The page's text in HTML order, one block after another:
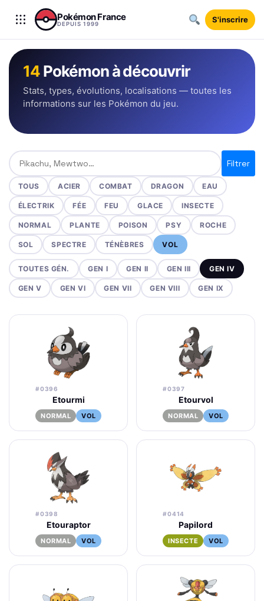
Aller au contenu
Pokémon France
DEPUIS 1999 S'inscrire
14Pokémon à découvrir
Stats, types, évolutions, localisations — toutes les
informations sur les Pokémon du jeu.
Rechercher un Pokémon
Filtrer
TOUS ACIER COMBAT DRAGON EAU
ÉLECTRIK FÉE FEU GLACE INSECTE
NORMAL PLANTE POISON PSY ROCHE
SOL SPECTRE TÉNÈBRES VOL
TOUTES GÉN. GEN I GEN II GEN III GEN IV
GEN V GEN VI GEN VII GEN VIII GEN IX
#0396
Etourmi
NORMAL VOL
#0397
Etourvol
NORMAL VOL
#0398
Etouraptor
NORMAL VOL
#0414
Papilord
INSECTE VOL